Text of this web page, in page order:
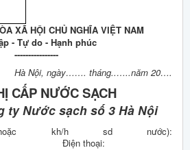
HỘI CHỦ NGHĨA VIỆT NAM
- Tự do - Hạnh phúc
----------------
Hà Nội, ngày……. tháng..…..năm 20….
CẤP NƯỚC SẠCH
ty Nước sạch số 3 Hà Nội
kh/h sd nước):